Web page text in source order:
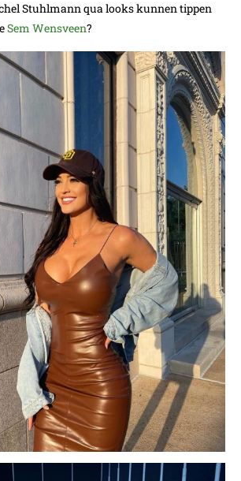
Stuhlmann qua looks kunnen tippen
Sem Wensveen?